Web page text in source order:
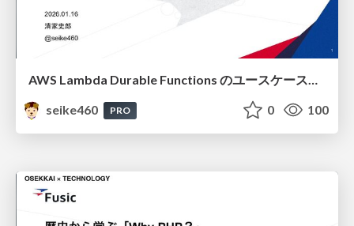
AWS Lambda Durable Functions のユースケースを探る / Exploring Use Cases for AWS Lambda Durable Functions
seike460
PRO 0 100